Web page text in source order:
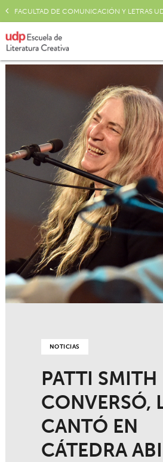
FACULTAD DE COMUNICACIÓN Y LETRAS
NOTICIAS
PATTI SMITH
CONVERSÓ,
CANTÓ EN
CÁTEDRA